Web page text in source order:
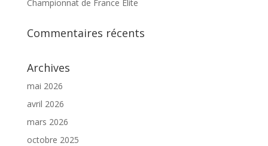
Championnat de France Elite
Commentaires récents
Archives
mai 2026
avril 2026
mars 2026
octobre 2025